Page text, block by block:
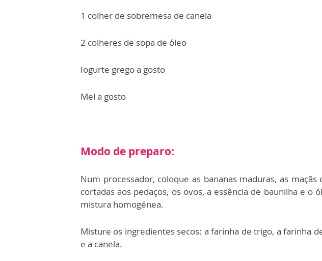
1 colher de sobremesa de canela
2 colheres de sopa de óleo
Iogurte grego a gosto
Mel a gosto
Modo de preparo:
Num processador, coloque as bananas maduras, as maçãs
cortadas aos pedaços, os ovos, a essência de baunilha e o
mistura homogénea.
Misture os ingredientes secos: a farinha de trigo, a farinha
e a canela.